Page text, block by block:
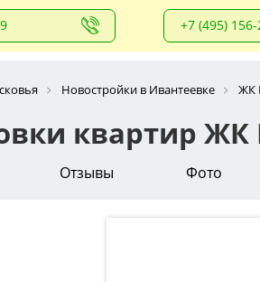
+7 (495)
Новостройки в Ивантеевке ЖК
квартир ЖК
Отзывы Фото